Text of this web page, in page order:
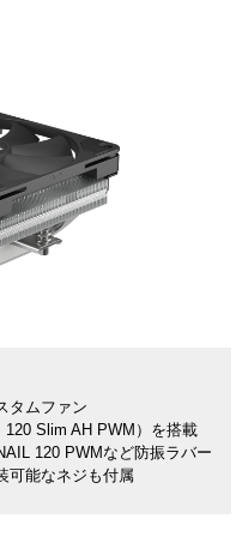
タムファン
Slim AH PWM）を搭載
120 PWMなど防振ラバー
可能なネジも付属